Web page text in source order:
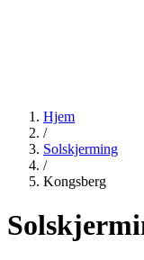
Hjem
/
Solskjerming
/
Kongsberg